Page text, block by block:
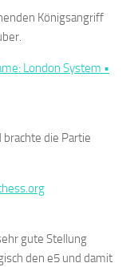
Königsangriff
London System •
brachte die Partie
gute Stellung
den e5 und damit